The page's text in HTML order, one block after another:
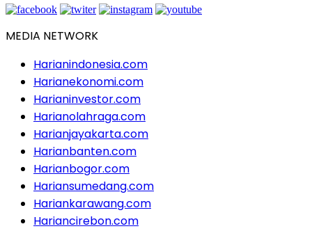
MEDIA NETWORK
Harianindonesia.com
Harianekonomi.com
Harianinvestor.com
Harianolahraga.com
Harianjayakarta.com
Harianbanten.com
Harianbogor.com
Hariansumedang.com
Hariankarawang.com
Hariancirebon.com